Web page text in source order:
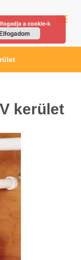
kerület
a cookie-k
Elfogadom